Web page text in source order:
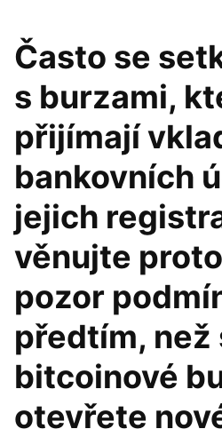
Často se
s burzami,
přijímají
bankovních
jejich
věnujte
pozor
předtím, než
bitcoinové
otevřete